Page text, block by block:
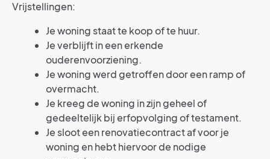
Vrijstellingen:
Je woning staat te koop of te huur.
Je verblijft in een erkende
ouderenvoorziening.
Je woning werd getroffen door een ramp of
overmacht.
Je kreeg de woning in zijn geheel of
gedeeltelijk bij erfopvolging of testament.
Je sloot een renovatiecontract af voor je
woning en hebt hiervoor de nodige